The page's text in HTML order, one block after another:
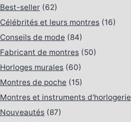
Best-seller (62)
Célébrités et leurs montres (16)
Conseils de mode (84)
Fabricant de montres (50)
Horloges murales (60)
Montres de poche (15)
Montres et instruments d'horlogerie
Nouveautés (87)